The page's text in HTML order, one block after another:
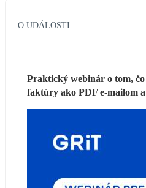
O UDÁLOSTI
Praktický webinár o tom,
faktúry ako PDF e-mailom